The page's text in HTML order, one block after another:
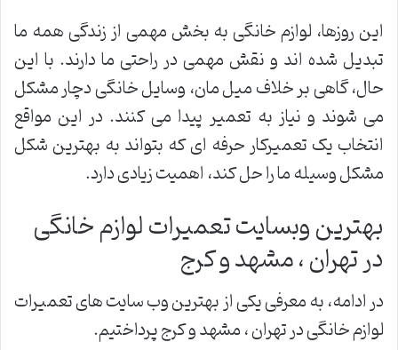
این روزها، لوازم خانگی به بخش مهمی از زندگی همه ما
تبدیل شده اند و نقش مهمی در راحتی ما دارند. با این
حال، گاهی بر خلاف میل مان، وسایل خانگی دچار مشکل
می شوند و نیاز به تعمیر پیدا می کنند. در این مواقع
انتخاب یک تعمیرکار حرفه ای که بتواند به بهترین شکل
مشکل وسیله ما را حل کند، اهمیت زیادی دارد.
بهترین وبسایت تعمیرات لوازم خانگی
در تهران ، مشهد و کرج
در ادامه، به معرفی یکی از بهترین وب سایت های تعمیرات
لوازم خانگی در تهران ، مشهد و کرج پرداختیم.